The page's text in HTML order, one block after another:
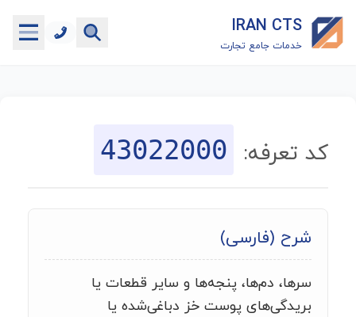
IRAN CTS
خدمات جامع تجارت
جستجوگر تعرفه گمرکی
ماشین حساب گمرکی
خدمات رایگان دیگر
کد تعرفه: 43022000
شرح (فارسی)
سرها، دم‌ها، پنجه‌ها و سایر قطعات یا
بریدگی‌های پوست خز دباغی‌شده یا